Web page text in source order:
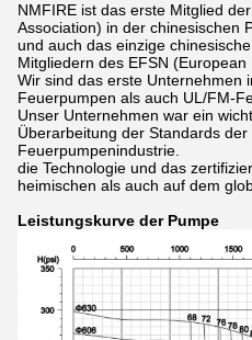
NMFIRE ist das erste Mitglied
Association) in der chinesischen
und auch das einzige
Mitgliedern des EFSN (European
Wir sind das erste Unternehmen
Feuerpumpen als auch UL/FM-
Unser Unternehmen war ein
Überarbeitung der Standards der
Feuerpumpenindustrie.
die Technologie und das
heimischen als auch auf dem
Leistungskurve der Pumpe